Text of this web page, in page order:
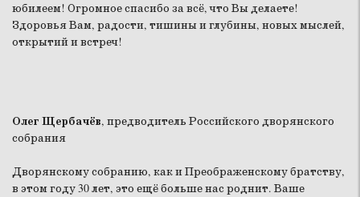
юбилеем! Огромное спасибо за всё, что Вы делаете!
Здоровья Вам, радости, тишины и глубины, новых мыслей,
открытий и встреч!
Олег Щербачёв, предводитель Российского дворянского
собрания
Дворянскому собранию, как и Преображенскому братству,
в этом году 30 лет, это ещё больше нас роднит. Ваше